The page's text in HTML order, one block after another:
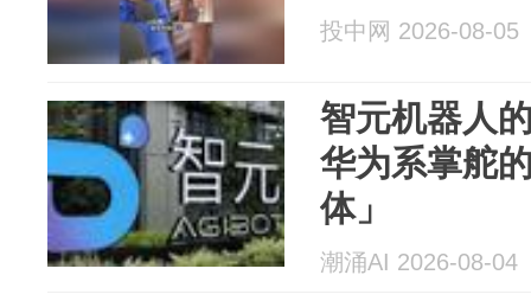
投中网 2026-08-05
智元机器人
华为系掌舵
体」
潮涌AI 2026-08-04